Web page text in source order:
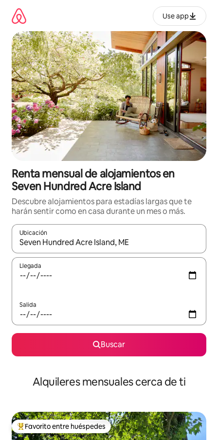
contenido
Use app
Renta mensual de alojamientos en
Seven Hundred Acre Island
Descubre alojamientos para estadías largas que te
harán sentir como en casa durante un mes o más.
Ubicación
Cuando los resultados estén disponibles, navega con las
Llegada
Salida
Buscar
Alquileres mensuales cerca de ti
Favorito entre huéspedes preferido
Favorito entre huéspedes